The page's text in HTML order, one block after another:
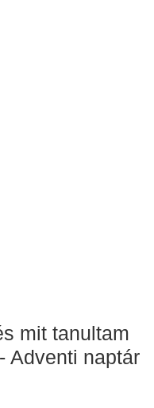
mit tanultam
Adventi naptár